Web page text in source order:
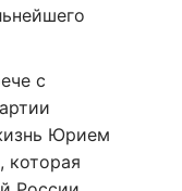
с
Юрием